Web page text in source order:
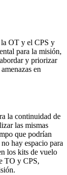
la OT y el CPS y
para la misión,
y priorizar
en
la continuidad de
las mismas
que podrían
hay espacio para
los kits de vuelo
TO y CPS,